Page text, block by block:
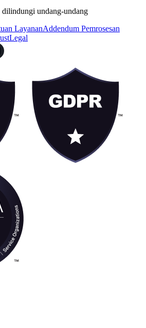
undang-undang
LayananAddendum Pemrosesan
Legal